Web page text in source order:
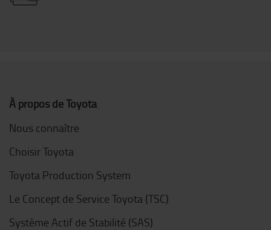
À propos de Toyota
Nous connaître
Choisir Toyota
Toyota Production System
Le Concept de Service Toyota (TSC)
Système Actif de Stabilité (SAS)